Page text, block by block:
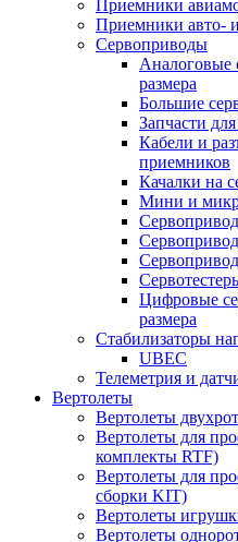
Приемники
Приемники авто-
Сервоприводы
Аналоговые
размера
Большие
Запчасти
Кабели и
приемников
Качалки на
Мини и
Цифровые
размера
Стабилизаторы
UBEC
Телеметрия и
Вертолеты
Вертолеты
Вертолеты для
комплекты RTF)
Вертолеты для
сборки KIT)
Вертолеты
Вертолеты